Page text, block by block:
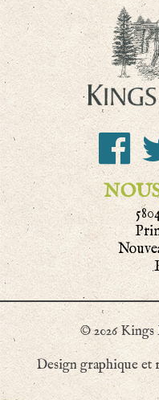
© 2026
Design graphique et